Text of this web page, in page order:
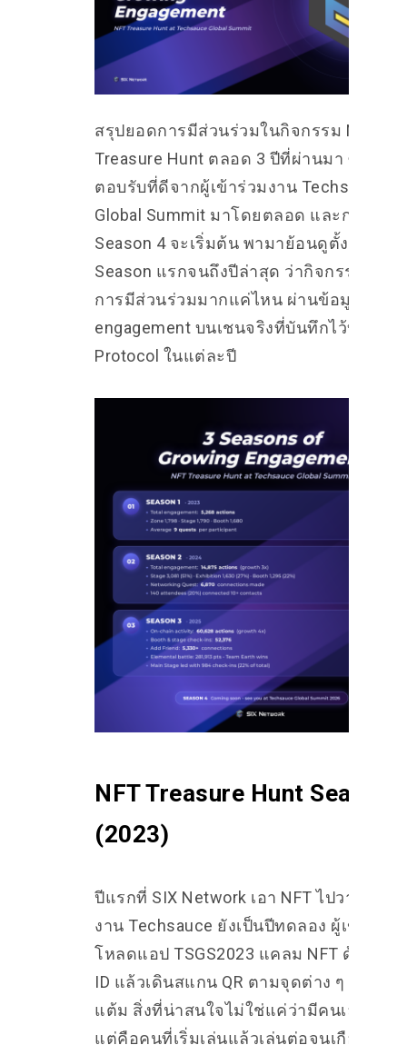
สรุปยอดการมีส่วนร่วมในกิจกรรม NFT
Treasure Hunt ตลอด 3 ปีที่ผ่านมา ซึ่งได้ก
ตอบรับที่ดีจากผู้เข้าร่วมงาน Techsauce
Global Summit มาโดยตลอด และก่อนที่
Season 4 จะเริ่มต้น พามาย้อนดูตั้งแต่
Season แรกจนถึงปีล่าสุด ว่ากิจกรรมนี้สร้
การมีส่วนร่วมมากแค่ไหน ผ่านข้อมูล
engagement บนเชนจริงที่บันทึกไว้บน SIX
Protocol ในแต่ละปี
NFT Treasure Hunt Season
(2023)
ปีแรกที่ SIX Network เอา NFT ไปวางไว้ใน
งาน Techsauce ยังเป็นปีทดลอง ผู้เข้าร่วม
โหลดแอป TSGS2023 แคลม NFT ด้วย
ID แล้วเดินสแกน QR ตามจุดต่าง ๆ เพื่อสะ
แต้ม สิ่งที่น่าสนใจไม่ใช่แค่ว่ามีคนเล่นเท่า
แต่คือคนที่เริ่มเล่นแล้วเล่นต่อจนเกือบจบ